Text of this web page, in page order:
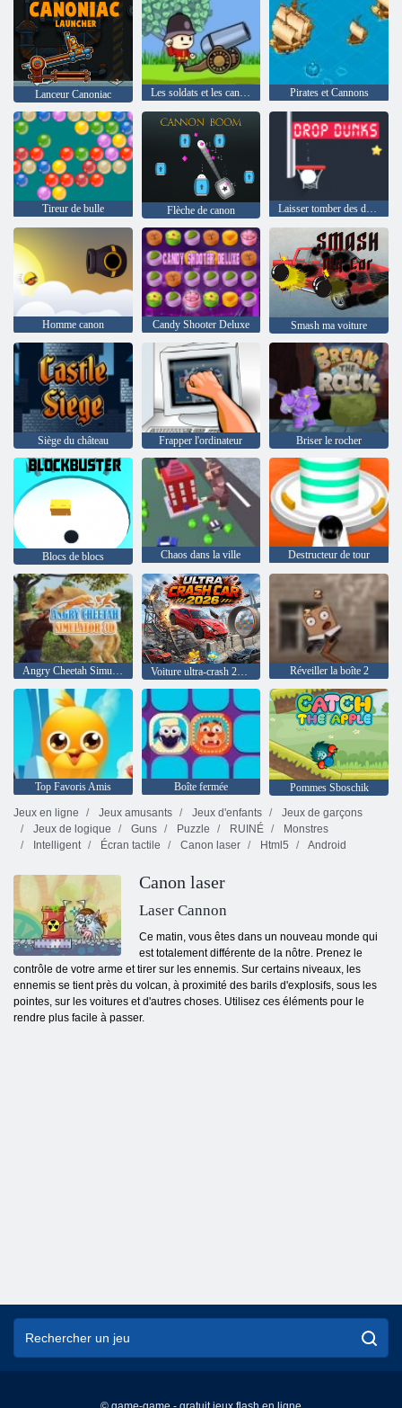
Lanceur Canoniac Les soldats et les canons: Attaque Montagne Pirates et Cannons
Tireur de bulle Flèche de canon Laisser tomber des dunks
Homme canon Candy Shooter Deluxe Smash ma voiture
Siège du château Frapper l'ordinateur Briser le rocher
Blocs de blocs Chaos dans la ville Destructeur de tour
Angry Cheetah Simulator 3D Voiture ultra-crash 2026 Réveiller la boîte 2
Top Favoris Amis Boîte fermée
Pommes Sboschik
Jeux en ligne
Jeux amusants Jeux d'enfants
Jeux de garçons
Jeux de logique
Guns Puzzle RUINÉ
Monstres
Intelligent
Écran tactile Canon laser Html5 Android
Canon laser
Laser Cannon
Ce matin, vous êtes dans un nouveau monde qui
est totalement différente de la nôtre. Prenez le
contrôle de votre arme et tirer sur les ennemis. Sur certains niveaux, les
ennemis se tient près du volcan, à proximité des barils d'explosifs, sous les
pointes, sur les voitures et d'autres choses. Utilisez ces éléments pour le
rendre plus facile à passer.